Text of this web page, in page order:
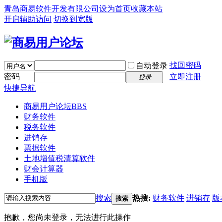
青岛商易软件开发有限公司 设为首页收藏本站
开启辅助访问 切换到宽版
自动登录 找回密码
密码
登录
立即注册
快捷导航
商易用户论坛BBS
财务软件
税务软件
进销存
票据软件
土地增值税清算软件
财会计算器
手机版
搜索 搜索 热搜: 财务软件 进销存 版
抱歉，您尚未登录，无法进行此操作